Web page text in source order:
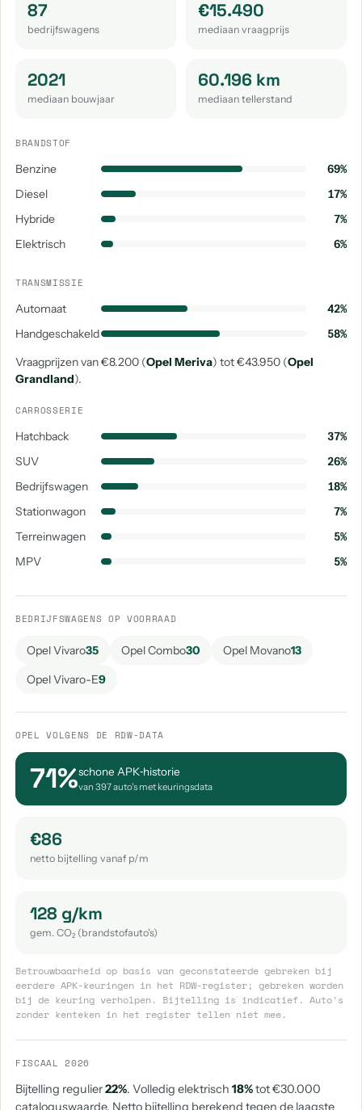
Opel Combo Tour
aantal: 1
87
bedrijfswagens
€15.490
mediaan vraagprijs
2021
mediaan bouwjaar
60.196 km
mediaan tellerstand
BRANDSTOF
Benzine
69%
Diesel
17%
Hybride
7%
Elektrisch
6%
TRANSMISSIE
Automaat
42%
Handgeschakeld
58%
Vraagprijzen van €8.200 (Opel Meriva) tot €43.950 (Opel
Grandland).
CARROSSERIE
Hatchback
37%
SUV
26%
Bedrijfswagen
18%
Stationwagon
7%
Terreinwagen
5%
MPV
5%
BEDRIJFSWAGENS OP VOORRAAD
Opel Vivaro35 Opel Combo30 Opel Movano13
Opel Vivaro-E9
OPEL VOLGENS DE RDW-DATA
71%schone APK‑historie
van 397 auto's met keuringsdata
€86
netto bijtelling vanaf p/m
128 g/km
gem. CO₂ (brandstofauto's)
Betrouwbaarheid op basis van geconstateerde gebreken bij
eerdere APK-keuringen in het RDW-register; gebreken worden
bij de keuring verholpen. Bijtelling is indicatief. Auto's
zonder kenteken in het register tellen niet mee.
FISCAAL 2026
Bijtelling regulier22%. Volledig elektrisch 18%tot €30.000
cataloguswaarde. Netto bijtelling berekend tegen de laagste